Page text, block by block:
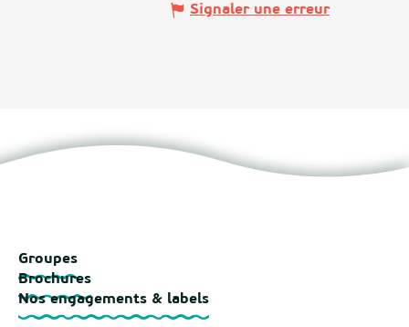
Signaler une erreur
Groupes
Brochures
Nos engagements & labels